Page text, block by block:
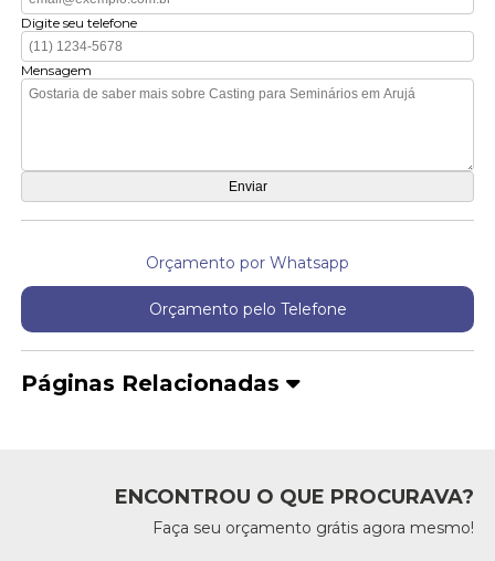
Digite seu telefone
Mensagem
Orçamento por Whatsapp
Orçamento pelo Telefone
Páginas Relacionadas
ENCONTROU O QUE PROCURAVA?
Faça seu orçamento grátis agora mesmo!